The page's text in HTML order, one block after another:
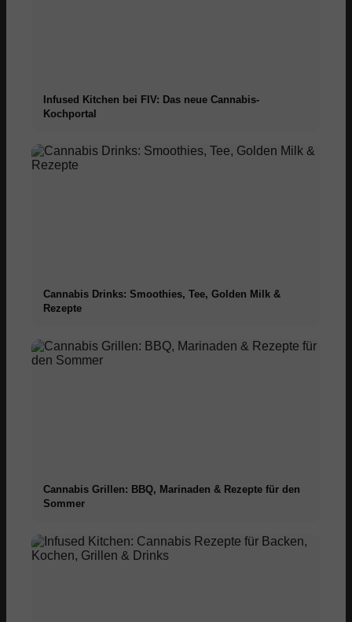
Infused Kitchen bei FIV: Das neue Cannabis-
Kochportal
Cannabis Drinks: Smoothies, Tee, Golden Milk &
Rezepte
Cannabis Grillen: BBQ, Marinaden & Rezepte für den
Sommer